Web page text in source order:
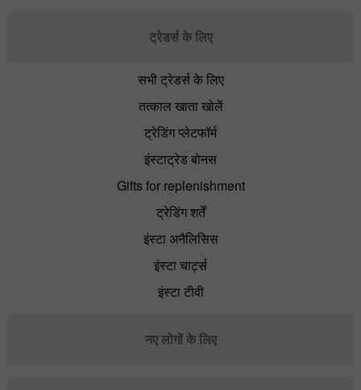
ट्रेडर्स के लिए
सभी ट्रेडर्स के लिए
तत्काल खाता खोलें
ट्रेडिंग प्लेटफॉर्म
इंस्टाट्रेड बोनस
Gifts for replenishment
ट्रेडिंग शर्तें
इंस्टा अनैलिसिस
इंस्टा चार्ट्स
इंस्टा टीवी
नए लोगों के लिए